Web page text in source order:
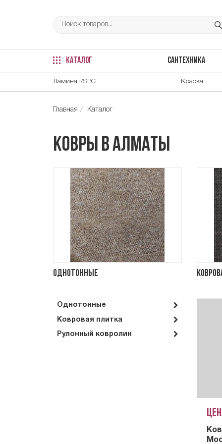
КАТАЛОГ САНТЕХНИКА
Ламинат/SPC Краска
Главная Каталог
Ковры в Алматы
Однотонные
Однотонные
Ковровая плитка
Рулонный ковролин